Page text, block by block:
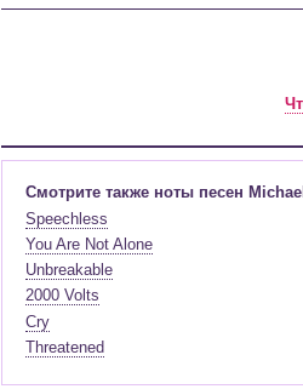
Смотрите также ноты песен
Speechless
You Are Not Alone
Unbreakable
2000 Volts
Cry
Threatened